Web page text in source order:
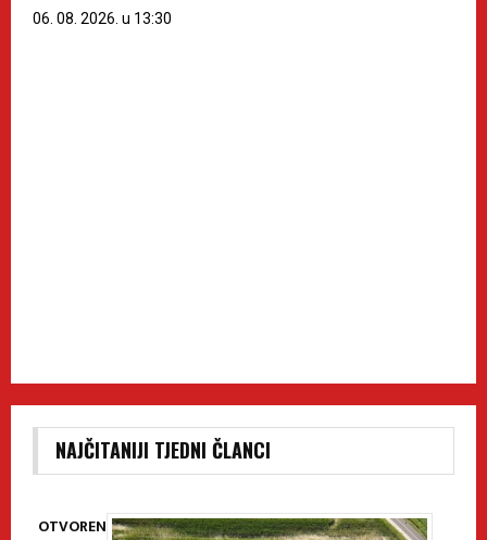
06. 08. 2026. u 13:30
NAJČITANIJI TJEDNI ČLANCI
OTVOREN